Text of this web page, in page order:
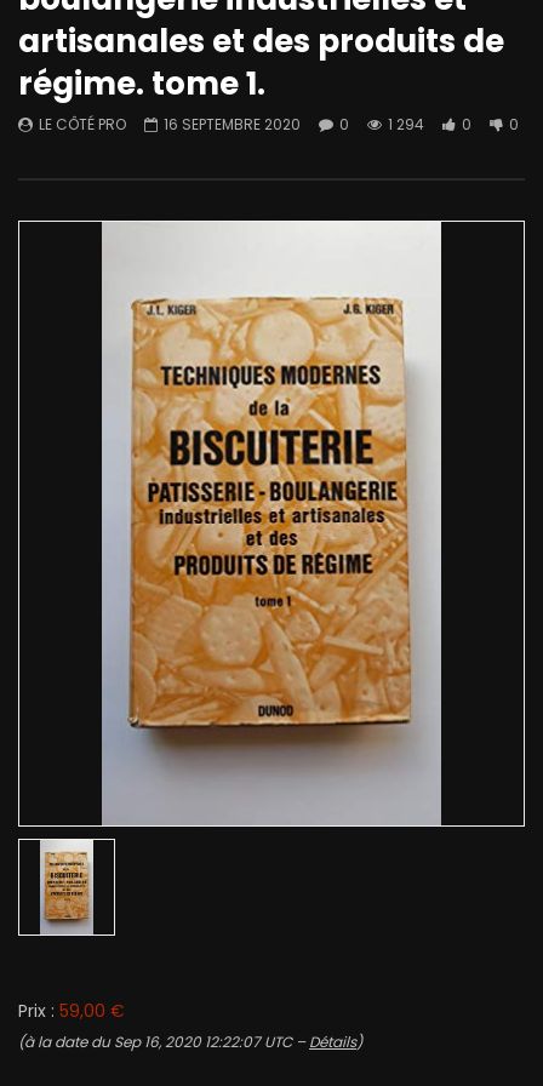
artisanales et des produits de
régime. tome 1.
LE CÔTÉ PRO 16 SEPTEMBRE 2020 0 1 294 0 0
Prix : 59,00 €
(à la date du Sep 16, 2020 12:22:07 UTC –Détails)